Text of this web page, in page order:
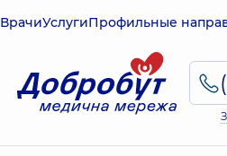
ВрачиУслугиПрофильные